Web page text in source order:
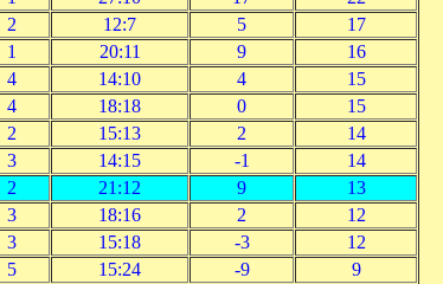
2 12:7 5
17
1 20:11 9
16
4 14:10 4
15
4 18:18 0
15
2 15:13 2
14
3 14:15 -1
14
2 21:12 9
13
3 18:16 2
12
3 15:18 -3
12
5 15:24 -9
9